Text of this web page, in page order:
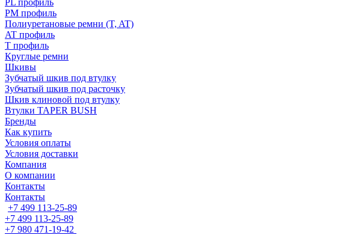
PL профиль
PM профиль
Полиуретановые ремни (T, AT)
AT профиль
T профиль
Круглые ремни
Шкивы
Зубчатый шкив под втулку
Зубчатый шкив под расточку
Шкив клиновой под втулку
Втулки TAPER BUSH
Бренды
Как купить
Условия оплаты
Условия доставки
Компания
О компании
Контакты
Контакты
+7 499 113-25-89
+7 499 113-25-89
+7 980 471-19-42